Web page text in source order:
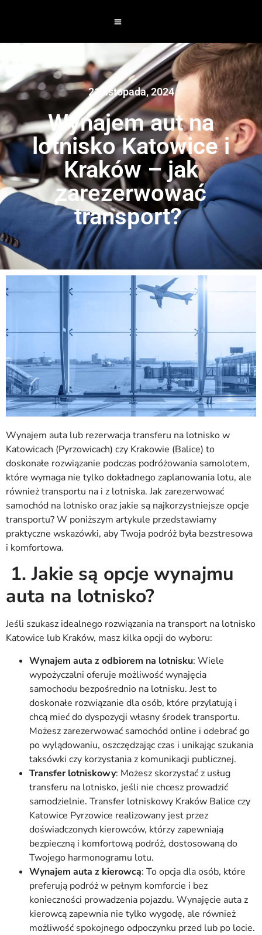
21 listopada, 2024
Wynajem aut na
lotnisko Katowice i
Kraków – jak
zarezerwować
transport?
Wynajem auta lub rezerwacja transferu na lotnisko w
Katowicach (Pyrzowicach) czy Krakowie (Balice) to
doskonałe rozwiązanie podczas podróżowania samolotem,
które wymaga nie tylko dokładnego zaplanowania lotu, ale
również transportu na i z lotniska. Jak zarezerwować
samochód na lotnisko oraz jakie są najkorzystniejsze opcje
transportu? W poniższym artykule przedstawiamy
praktyczne wskazówki, aby Twoja podróż była bezstresowa
i komfortowa.
1. Jakie są opcje wynajmu
auta na lotnisko?
Jeśli szukasz idealnego rozwiązania na transport na lotnisko
Katowice lub Kraków, masz kilka opcji do wyboru:
Wynajem auta z odbiorem na lotnisku: Wiele
wypożyczalni oferuje możliwość wynajęcia
samochodu bezpośrednio na lotnisku. Jest to
doskonałe rozwiązanie dla osób, które przylatują i
chcą mieć do dyspozycji własny środek transportu.
Możesz zarezerwować samochód online i odebrać go
po wylądowaniu, oszczędzając czas i unikając szukania
taksówki czy korzystania z komunikacji publicznej.
Transfer lotniskowy: Możesz skorzystać z usług
transferu na lotnisko, jeśli nie chcesz prowadzić
samodzielnie. Transfer lotniskowy Kraków Balice czy
Katowice Pyrzowice realizowany jest przez
doświadczonych kierowców, którzy zapewniają
bezpieczną i komfortową podróż, dostosowaną do
Twojego harmonogramu lotu.
Wynajem auta z kierowcą: To opcja dla osób, które
preferują podróż w pełnym komforcie i bez
konieczności prowadzenia pojazdu. Wynajęcie auta z
kierowcą zapewnia nie tylko wygodę, ale również
możliwość spokojnego odpoczynku przed lub po locie.